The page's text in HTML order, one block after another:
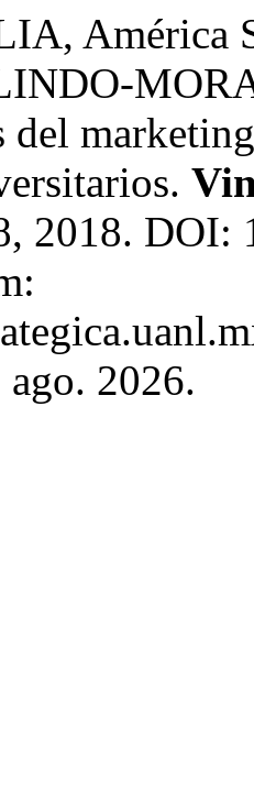
América
del
2018. DOI:
ago. 2026.